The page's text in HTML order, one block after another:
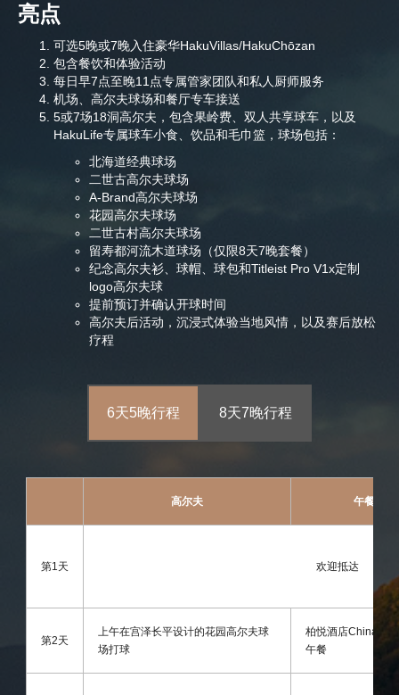
亮点
可选5晚或7晚入住豪华HakuVillas/HakuChōzan
包含餐饮和体验活动
每日早7点至晚11点专属管家团队和私人厨师服务
机场、高尔夫球场和餐厅专车接送
5或7场18洞高尔夫，包含果岭费、双人共享球车，以及
HakuLife专属球车小食、饮品和毛巾篮，球场包括：
北海道经典球场
二世古高尔夫球场
A-Brand高尔夫球场
花园高尔夫球场
二世古村高尔夫球场
留寿都河流木道球场（仅限8天7晚套餐）
纪念高尔夫衫、球帽、球包和Titleist Pro V1x定制
logo高尔夫球
提前预订并确认开球时间
高尔夫后活动，沉浸式体验当地风情，以及赛后放松
疗程
6天5晚行程 8天7晚行程
高尔夫 午餐
第1天 欢迎抵达
第2天
上午在宫泽长平设计的花园高尔夫球
场打球
柏悦酒店China
午餐